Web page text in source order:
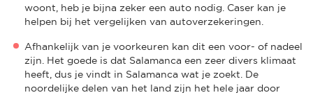
woont, heb je bijna zeker een auto nodig. Caser kan je
helpen bij het vergelijken van autoverzekeringen.
Afhankelijk van je voorkeuren kan dit een voor- of nadeel
zijn. Het goede is dat Salamanca een zeer divers klimaat
heeft, dus je vindt in Salamanca wat je zoekt. De
noordelijke delen van het land zijn het hele jaar door